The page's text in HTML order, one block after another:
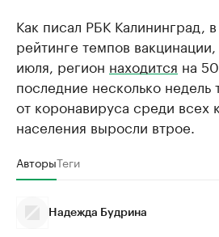
Как писал РБК Калининград,
рейтинге темпов
июля, регион находится на
последние несколько
от коронавируса среди всех
населения выросли втрое.
АвторыТеги
Надежда Будрина